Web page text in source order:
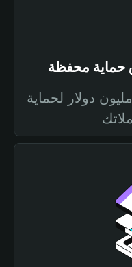
صندوق حماية بقيمة 300 مليون دولار لحماية